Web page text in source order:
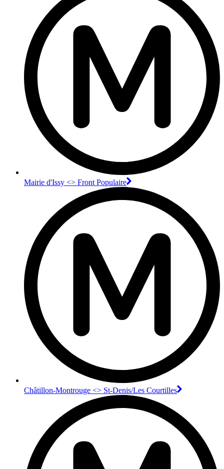
Mairie d'Issy <> Front Populaire
Châtillon-Montrouge <> St-Denis/Les Courtilles